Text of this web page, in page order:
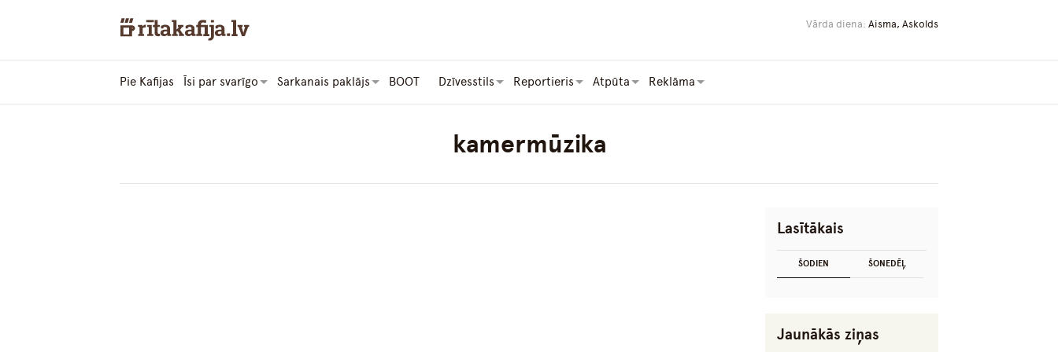
Vārda diena: Aisma, Askolds
Pie Kafijas Īsi par svarīgo Sarkanais paklājs BOOT Dzīvesstils Reportieris Atpūta Reklāma
kamermūzika
Lasītākais
ŠODIEN ŠONEDĒĻ
Jaunākās ziņas